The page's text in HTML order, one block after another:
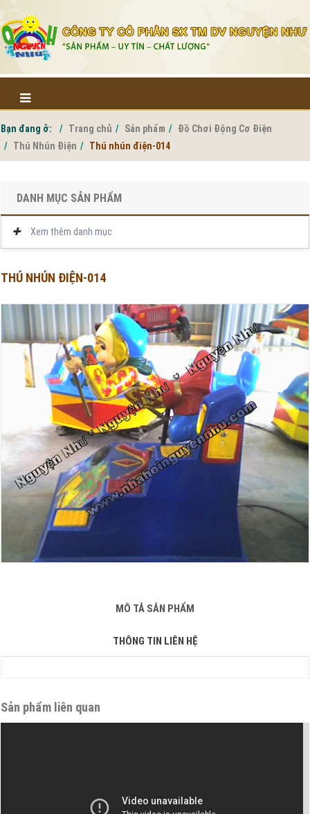
Bạn đang ở: Trang chủ Sản phẩm
Đồ Chơi Động Cơ Điện
Thú Nhún Điện
Thú nhún điện-014
DANH MỤC SẢN PHẨM
Xem thêm danh mục
THÚ NHÚN ĐIỆN-014
MÔ TẢ SẢN PHẨM
THÔNG TIN LIÊN HỆ
Sản phẩm liên quan